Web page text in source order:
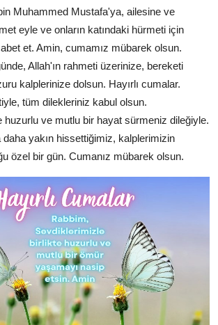
Muhammed Mustafa'ya, ailesine ve
eyle ve onların katındaki hürmeti için
et. Amin, cumamız mübarek olsun.
Allah'ın rahmeti üzerinize, bereketi
kalplerinize dolsun. Hayırlı cumalar.
tüm dilekleriniz kabul olsun.
huzurlu ve mutlu bir hayat sürmeniz dileğiyle.
daha yakın hissettiğimiz, kalplerimizin
özel bir gün. Cumanız mübarek olsun.